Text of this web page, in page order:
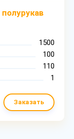
1500
100
110
1
Заказать